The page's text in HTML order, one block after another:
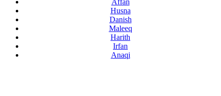
Husna
Danish
Maleeq
Harith
Irfan
Anaqi